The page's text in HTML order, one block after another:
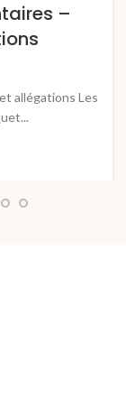
–
allégations Les